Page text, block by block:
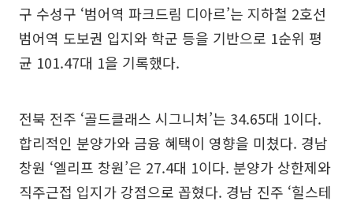
구 수성구 ‘범어역 파크드림 디아르’는 지하철 2호선
범어역 도보권 입지와 학군 등을 기반으로 1순위 평
균 101.47대 1을 기록했다.
전북 전주 ‘골드클래스 시그니처’는 34.65대 1이다.
합리적인 분양가와 금융 혜택이 영향을 미쳤다. 경남
창원 ‘엘리프 창원’은 27.4대 1이다. 분양가 상한제와
직주근접 입지가 강점으로 꼽혔다. 경남 진주 ‘힐스테